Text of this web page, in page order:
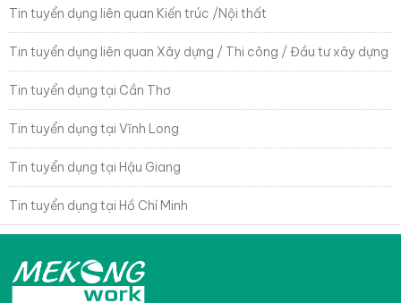
Tin tuyển dụng liên quan Kiến trúc /Nội thất
Tin tuyển dụng liên quan Xây dựng / Thi công / Đầu tư xây dựng
Tin tuyển dụng tại Cần Thơ
Tin tuyển dụng tại Vĩnh Long
Tin tuyển dụng tại Hậu Giang
Tin tuyển dụng tại Hồ Chí Minh